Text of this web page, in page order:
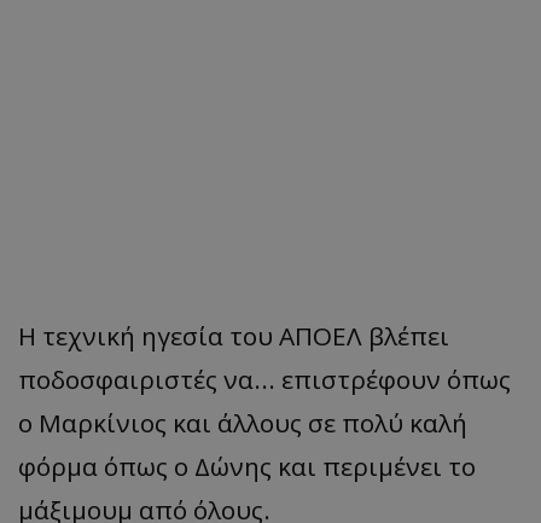
Η τεχνική ηγεσία του ΑΠΟΕΛ βλέπει
ποδοσφαιριστές να... επιστρέφουν όπως
ο Μαρκίνιος και άλλους σε πολύ καλή
φόρμα όπως ο Δώνης και περιμένει το
μάξιμουμ από όλους.